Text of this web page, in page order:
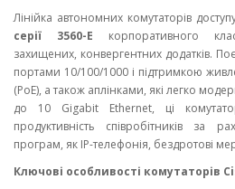
Лінійка автономних комутаторів
серії 3560-E корпоративного
захищених, конвергентних додатків.
портами 10/100/1000 і підтримкою
(PoE), а також аплінками, які легко
до 10 Gigabit Ethernet, ці
продуктивність співробітників за
програм, як IP-телефонія, бездротові
Ключові особливості комутаторів